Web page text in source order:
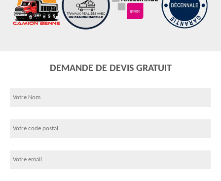
DEMANDE DE DEVIS GRATUIT